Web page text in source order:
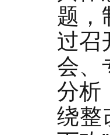
题，
过召
会、
分析
绕整